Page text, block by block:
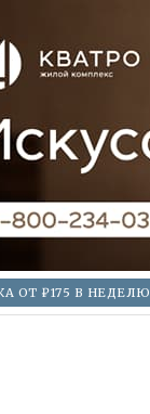
ОТ ₽175 В НЕДЕЛЮ